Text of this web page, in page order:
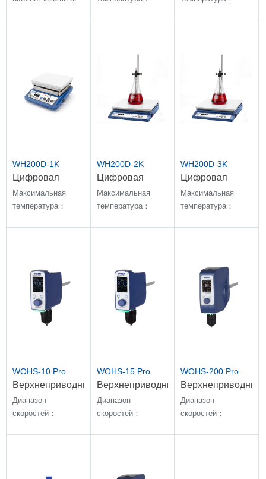
WH200D-1K
Цифровая
нагревательная
пластина
Максимальная
температура：
WH200D-2K
Цифровая
нагревательная
пластина
Максимальная
температура：
WH200D-3K
Цифровая
нагревательная
пластина
Максимальная
температура：
WOHS-10 Pro
Верхнеприводные
мешалки
Диапазон
скоростей：
WOHS-15 Pro
Верхнеприводные
мешалки
Диапазон
скоростей：
WOHS-200 Pro
Верхнеприводные
мешалки
Диапазон
скоростей：